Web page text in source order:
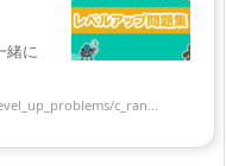
緒に
c_ran...